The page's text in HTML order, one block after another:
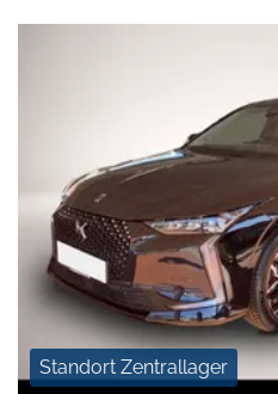
Standort Zentrallager